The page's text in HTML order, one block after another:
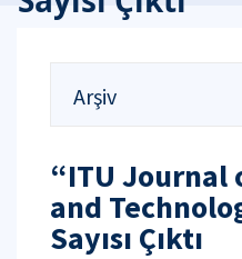
Arşiv
“ITU Journal
and
Sayısı Çıktı